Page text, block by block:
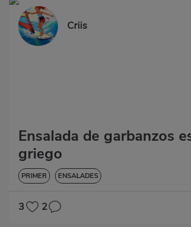
Criis
Ensalada de garbanzos
griego
PRIMER ENSALADES
3 2